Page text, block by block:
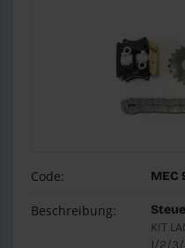
Code: MEC
Beschreibung:
KIT
1/2/